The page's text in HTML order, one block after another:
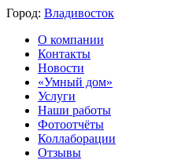
Город: Владивосток
О компании
Контакты
Новости
«Умный дом»
Услуги
Наши работы
Фотоотчёты
Коллаборации
Отзывы